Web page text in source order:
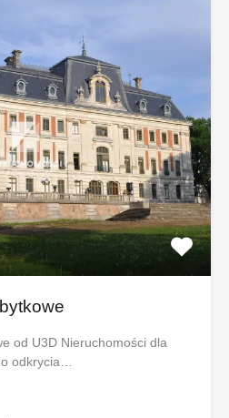
od U3D Nieruchomości dla
odkrycia…